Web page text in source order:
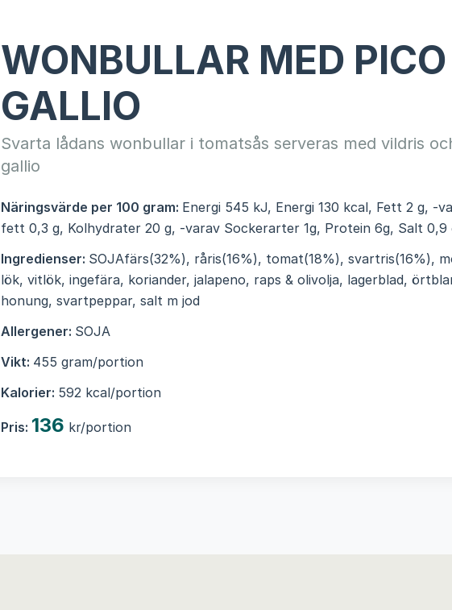
WONBULLAR MED
GALLIO
Svarta lådans wonbullar i tomatsås serveras med vildris
gallio
Näringsvärde per 100 gram: Energi 545 kJ, Energi 130 kcal, Fett 2 g, -
fett 0,3 g, Kolhydrater 20 g, -varav Sockerarter 1g, Protein 6g, Salt 0,9
Ingredienser: SOJAfärs(32%), råris(16%), tomat(18%), svartris(16%),
lök, vitlök, ingefära, koriander, jalapeno, raps & olivolja, lagerblad,
honung, svartpeppar, salt m jod
Allergener: SOJA
Vikt: 455 gram/portion
Kalorier: 592 kcal/portion
Pris: 136 kr/portion